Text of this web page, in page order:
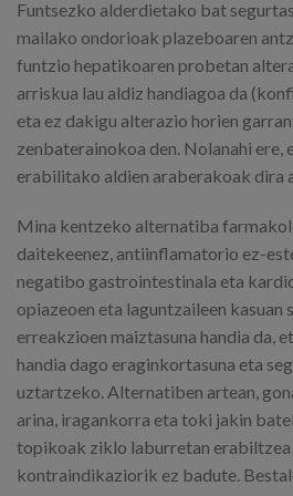
Funtsezko alderdietako bat
mailako ondorioak plazeboaren
funtzio hepatikoaren probetan
arriskua lau aldiz handiagoa da
eta ez dakigu alterazio horien
zenbaterainokoa den. Nolanahi ere,
erabilitako aldien araberakoak dira
Mina kentzeko alternatiba
daitekeenez, antiinflamatorio ez-
negatibo gastrointestinala eta
opiazeoen eta laguntzaileen kasuan
erreakzioen maiztasuna handia da,
handia dago eraginkortasuna eta
uztartzeko. Alternatiben artean,
arina, iragankorra eta toki jakin
topikoak ziklo laburretan
kontraindikaziorik ez badute.